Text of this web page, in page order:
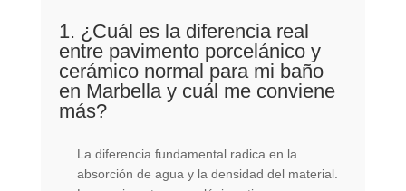
1. ¿Cuál es la diferencia real
entre pavimento porcelánico y
cerámico normal para mi baño
en Marbella y cuál me conviene
más?
La diferencia fundamental radica en la
absorción de agua y la densidad del material.